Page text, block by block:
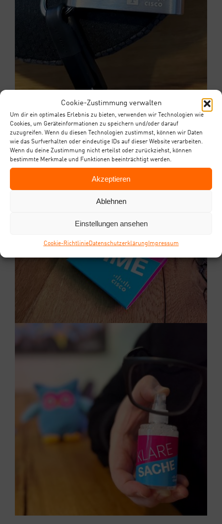
Cookie-Zustimmung verwalten
Um dir ein optimales Erlebnis zu bieten, verwenden wir Technologien wie
Cookies, um Geräteinformationen zu speichern und/oder darauf
zuzugreifen. Wenn du diesen Technologien zustimmst, können wir Daten
wie das Surfverhalten oder eindeutige IDs auf dieser Website verarbeiten.
Wenn du deine Zustimmung nicht erteilst oder zurückziehst, können
bestimmte Merkmale und Funktionen beeinträchtigt werden.
Akzeptieren
Ablehnen
Einstellungen ansehen
Coo­kie-Richt­li­nieDaten­schutz­er­klä­rung Impres­sum